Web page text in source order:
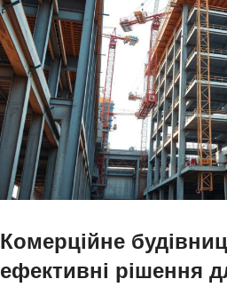
Комерційне
ефективні рішення